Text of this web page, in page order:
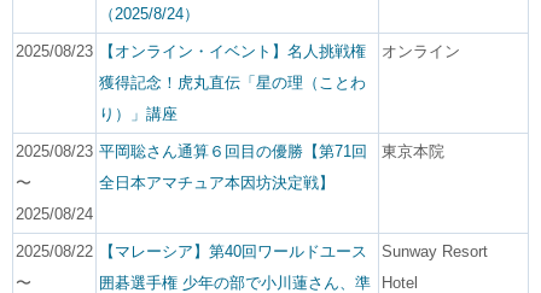
（2025/8/24）
2025/08/23
【オンライン・イベント】名人挑戦権
獲得記念！虎丸直伝「星の理（ことわ
り）」講座
オンライン
2025/08/23
〜
2025/08/24
平岡聡さん通算６回目の優勝【第71回
全日本アマチュア本因坊決定戦】
東京本院
2025/08/22
〜
【マレーシア】第40回ワールドユース
囲碁選手権 少年の部で小川蓮さん、準
Sunway Resort
Hotel